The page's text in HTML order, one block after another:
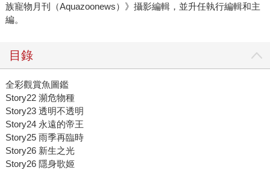
族寵物月刊（Aquazoonews）》攝影編輯，並升任執行編輯和主
編。
目錄
全彩觀賞魚圖鑑
Story22 瀕危物種
Story23 透明不透明
Story24 永遠的帝王
Story25 雨季再臨時
Story26 新生之光
Story26 隱身歌姬